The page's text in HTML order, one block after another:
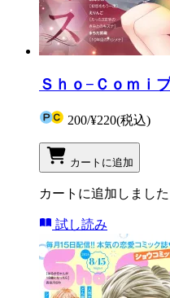
Ｓｈｏ−Ｃｏｍｉ
200/¥220(税込)
カートに追加
カートに追加しました
試し読み